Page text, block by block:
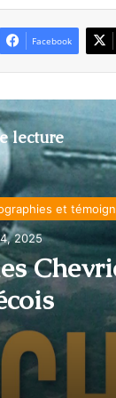
Facebook
lecture
et
2025
Guerre mondiale
et héros